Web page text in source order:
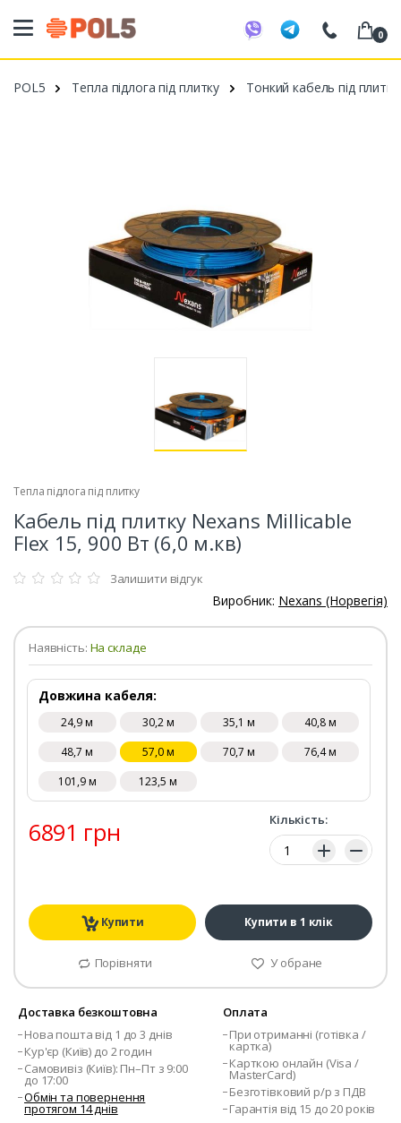
098 20 52 818
099 53 43 210
0
POL5 Тепла підлога під плитку Тонкий кабель під плитку
Тепла підлога під плитку
Кабель під плитку Nexans Millicable
Flex 15, 900 Вт (6,0 м.кв)
Залишити відгук
Виробник: Nexans (Норвегія)
Наявність: На складе
Довжина кабеля:
24,9 м 30,2 м 35,1 м
40,8 м
48,7 м
57,0 м 70,7 м
76,4 м
101,9 м
123,5 м
6891 грн Кількість:
Кількість:
Купити Купити в 1 клік
Порівняти У обране
Доставка безкоштовна
Нова пошта від 1 до 3 днів
Кур'єр (Київ) до 2 годин
Самовивіз (Київ): Пн–Пт з 9:00
до 17:00
Обмін та повернення
протягом 14 днів
Оплата
При отриманні (готівка /
картка)
Карткою онлайн (Visa /
MasterCard)
Безготівковий р/р з ПДВ
Гарантія від 15 до 20 років